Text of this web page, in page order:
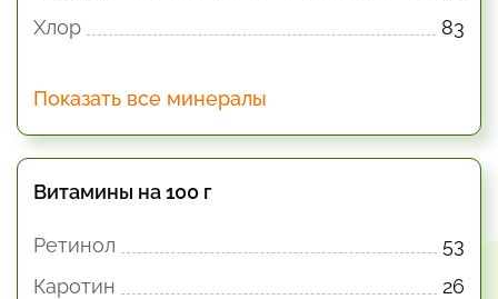
Хлор
83
Показать все минералы
Витамины на 100 г
Ретинол
53
Каротин
26